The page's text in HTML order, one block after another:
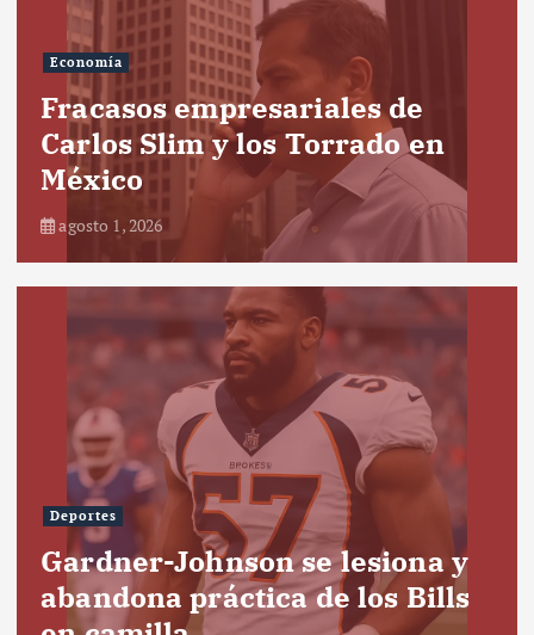
Economía
Fracasos empresariales de
Carlos Slim y los Torrado en
México
agosto 1, 2026
Deportes
Gardner-Johnson se lesiona y
abandona práctica de los Bills